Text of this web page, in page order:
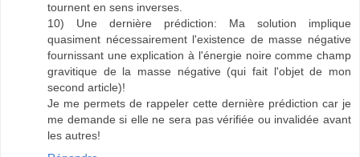
tournent en sens inverses.
10) Une dernière prédiction: Ma solution implique
quasiment nécessairement l'existence de masse négative
fournissant une explication à l'énergie noire comme champ
gravitique de la masse négative (qui fait l'objet de mon
second article)!
Je me permets de rappeler cette dernière prédiction car je
me demande si elle ne sera pas vérifiée ou invalidée avant
les autres!